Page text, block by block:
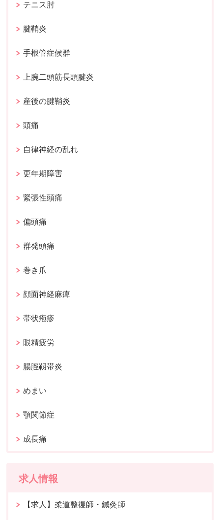
テニス肘
腱鞘炎
手根管症候群
上腕二頭筋長頭腱炎
産後の腱鞘炎
頭痛
自律神経の乱れ
更年期障害
緊張性頭痛
偏頭痛
群発頭痛
巻き爪
顔面神経麻痺
帯状疱疹
眼精疲労
腸脛靱帯炎
めまい
顎関節症
成長痛
求人情報
【求人】柔道整復師・鍼灸師